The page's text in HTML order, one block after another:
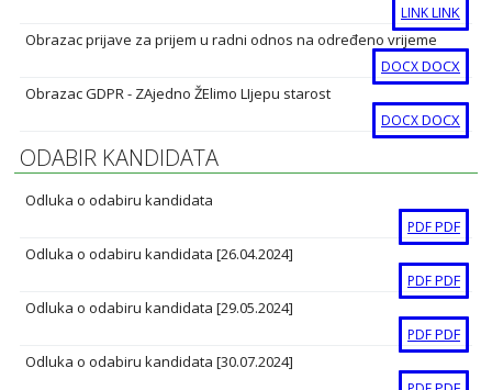
LINKLINK
Obrazac prijave za prijem u radni odnos na određeno vrijeme
DOCXDOCX
Obrazac GDPR - ZAjedno ŽElimo LIjepu starost
DOCXDOCX
ODABIR KANDIDATA
Odluka o odabiru kandidata
PDFPDF
Odluka o odabiru kandidata [26.04.2024]
PDFPDF
Odluka o odabiru kandidata [29.05.2024]
PDFPDF
Odluka o odabiru kandidata [30.07.2024]